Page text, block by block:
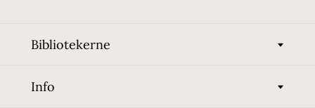
Bibliotekerne
Info